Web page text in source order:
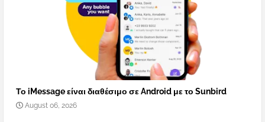
Το iMessage είναι διαθέσιμο σε Android με το Sunbird
August 06, 2026